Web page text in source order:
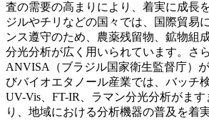
査の需要の高まりにより、着実に成長
ジルやチリなどの国々では、国際貿易
ンス遵守のため、農薬残留物、鉱物組
分光分析が広く用いられています。さ
ANVISA（ブラジル国家衛生監督庁）
びバイオエタノール産業では、バッチ
UV-Vis、FT-IR、ラマン分光分析がま
り、地域における分析機器の普及を着